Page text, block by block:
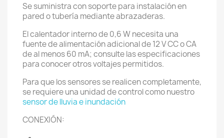
Se suministra con soporte para instalación en
pared o tubería mediante abrazaderas.
El calentador interno de 0,6 W necesita una
fuente de alimentación adicional de 12 V CC o CA
de al menos 60 mA; consulte las especificaciones
para conocer otros voltajes permitidos.
Para que los sensores se realicen completamente,
se requiere una unidad de control como nuestro
sensor de lluvia e inundación
CONEXIÓN: